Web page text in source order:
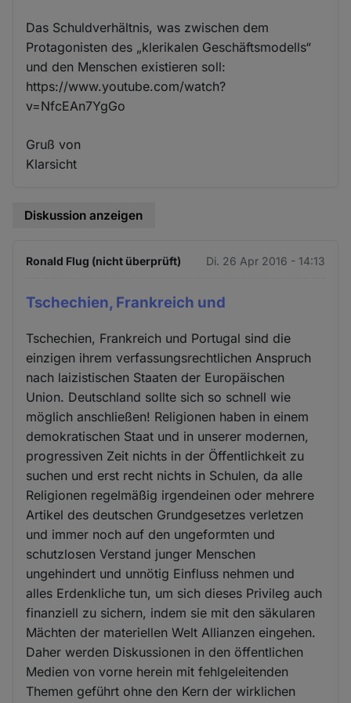
Das Schuldverhältnis, was zwischen dem
Protagonisten des „klerikalen Geschäftsmodells“
und den Menschen existieren soll:
https://www.youtube.com/watch?
v=NfcEAn7YgGo
Gruß von
Klarsicht
Diskussion anzeigen
Ronald Flug (nicht überprüft) Di. 26 Apr 2016 - 14:13
Tschechien, Frankreich und
Tschechien, Frankreich und Portugal sind die
einzigen ihrem verfassungsrechtlichen Anspruch
nach laizistischen Staaten der Europäischen
Union. Deutschland sollte sich so schnell wie
möglich anschließen! Religionen haben in einem
demokratischen Staat und in unserer modernen,
progressiven Zeit nichts in der Öffentlichkeit zu
suchen und erst recht nichts in Schulen, da alle
Religionen regelmäßig irgendeinen oder mehrere
Artikel des deutschen Grundgesetzes verletzen
und immer noch auf den ungeformten und
schutzlosen Verstand junger Menschen
ungehindert und unnötig Einfluss nehmen und
alles Erdenkliche tun, um sich dieses Privileg auch
finanziell zu sichern, indem sie mit den säkularen
Mächten der materiellen Welt Allianzen eingehen.
Daher werden Diskussionen in den öffentlichen
Medien von vorne herein mit fehlgeleitenden
Themen geführt ohne den Kern der wirklichen